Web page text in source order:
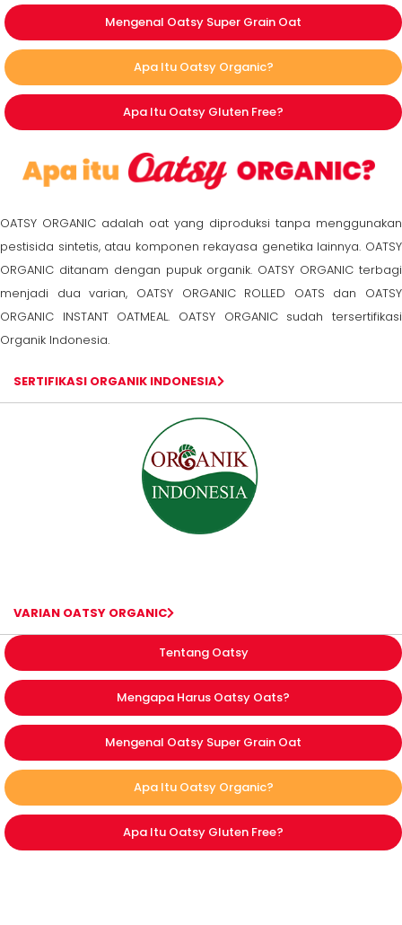
Mengenal Oatsy Super Grain Oat
Apa Itu Oatsy Organic?
Apa Itu Oatsy Gluten Free?
OATSY ORGANIC adalah oat yang diproduksi tanpa menggunakan
pestisida sintetis, atau komponen rekayasa genetika lainnya. OATSY
ORGANIC ditanam dengan pupuk organik. OATSY ORGANIC terbagi
menjadi dua varian, OATSY ORGANIC ROLLED OATS dan OATSY
ORGANIC INSTANT OATMEAL. OATSY ORGANIC sudah tersertifikasi
Organik Indonesia.
SERTIFIKASI ORGANIK INDONESIA
VARIAN OATSY ORGANIC
Tentang Oatsy
Mengapa Harus Oatsy Oats?
Mengenal Oatsy Super Grain Oat
Apa Itu Oatsy Organic?
Apa Itu Oatsy Gluten Free?